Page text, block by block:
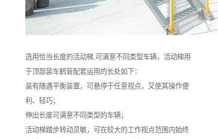
选用恰当长度的活动梯,可满意不同类型车辆，活动梯用
于顶部装车鹤管配套运用的长处如下：
装有随遇平衡装置，可悬停于任意视点，又使其操作便
利、轻巧；
伸出长度可满意不同类型的车辆；
活动梯踏步转动灵敏，可在较大的工作视点范围内始终